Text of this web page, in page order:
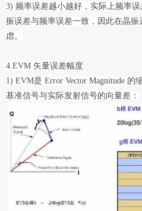
3) 频率误差越小越好，实际上频率
振误差与频率误差一致，因此在晶
虑。
4.EVM 矢量误差幅度
1) EVM是 Error Vector Magnitude
基准信号与实际发射信号的向量差：